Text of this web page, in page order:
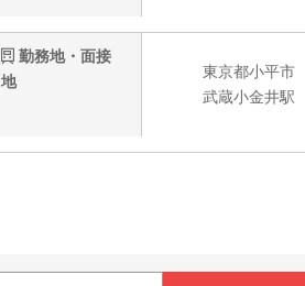
勤務地・面接
地
東京都小平市
武蔵小金井駅